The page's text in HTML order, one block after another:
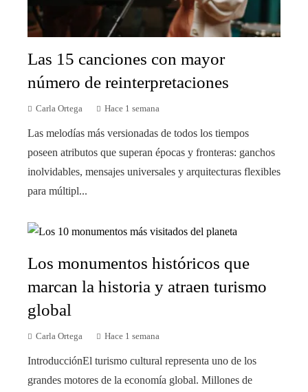
Las 15 canciones con mayor
número de reinterpretaciones
Carla Ortega Hace 1 semana
Las melodías más versionadas de todos los tiempos
poseen atributos que superan épocas y fronteras: ganchos
inolvidables, mensajes universales y arquitecturas flexibles
para múltipl...
Los monumentos históricos que
marcan la historia y atraen turismo
global
Carla Ortega Hace 1 semana
IntroducciónEl turismo cultural representa uno de los
grandes motores de la economía global. Millones de